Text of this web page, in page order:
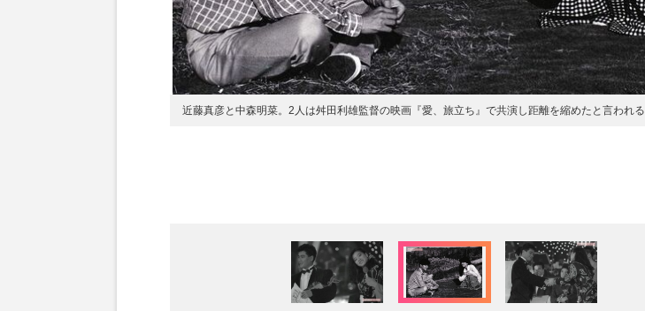
近藤真彦と中森明菜。2人は舛田利雄監督の映画『愛、旅立ち』で共演し距離を縮めたと言われる